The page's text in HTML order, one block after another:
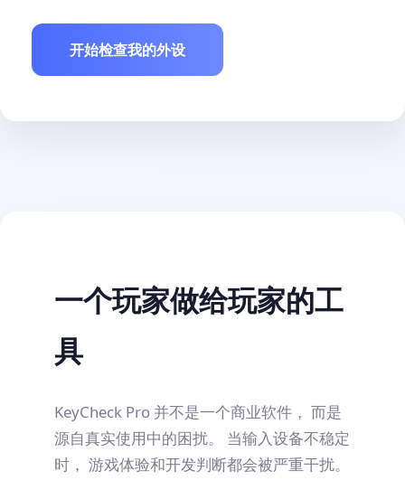
开始检查我的外设
一个玩家做给玩家的工
具
KeyCheck Pro 并不是一个商业软件， 而是
源自真实使用中的困扰。 当输入设备不稳定
时， 游戏体验和开发判断都会被严重干扰。